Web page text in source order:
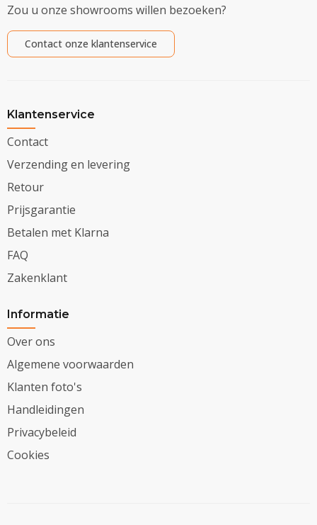
Zou u onze showrooms willen bezoeken?
Contact onze klantenservice
Klantenservice
Contact
Verzending en levering
Retour
Prijsgarantie
Betalen met Klarna
FAQ
Zakenklant
Informatie
Over ons
Algemene voorwaarden
Klanten foto's
Handleidingen
Privacybeleid
Cookies